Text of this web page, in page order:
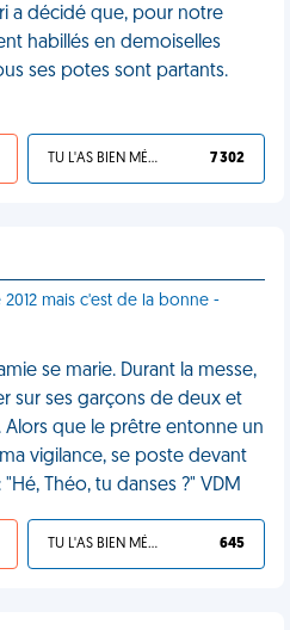
a décidé que, pour notre
habillés en demoiselles
ses potes sont partants.
TU L'AS BIEN MÉRITÉ 7 302
mais c'est de la bonne -
se marie. Durant la messe,
sur ses garçons de deux et
que le prêtre entonne un
vigilance, se poste devant
Théo, tu danses ?" VDM
TU L'AS BIEN MÉRITÉ 645